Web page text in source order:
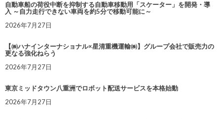
自動車船の荷役中断を抑制する自動車移動用「スケーター」を開発・導
入 ～自力走行できない車両を約5分で移動可能に～
2026年7月27日
【㈱ハナインターナショナル×星清重機運輸㈱】グループ会社で販売力の
更なる強化ねらう
2026年7月27日
東京ミッドタウン八重洲でロボット配送サービスを本格始動
2026年7月27日